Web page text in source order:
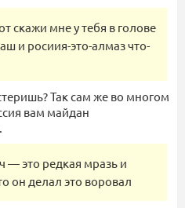
скажи мне у тебя в голове
и росиия-это-алмаз что-
Так сам же во многом
вам майдан
— это редкая мразь и
он делал это воровал